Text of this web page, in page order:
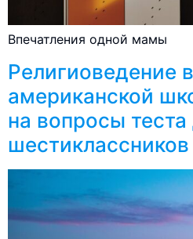
Впечатления одной мамы
Религиоведение в
американской
на вопросы теста
шестиклассников